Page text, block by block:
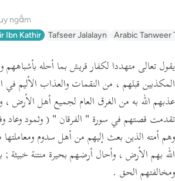
ngẫm
Ibn Kathir Tafseer Jalalayn Arabic Tanweer
يقول تعالى متهددا لكفار قريش بما أحله بأشباههم
المكذبين قبلهم ، من النقمات والعذاب الأليم في
عذبهم الله به من الغرق العام لجميع أهل الأرض
تقدمت قصتهم في سورة " الفرقان "( وثمود وعاد
وهم أمته الذين بعث إليهم من أهل سدوم
الله بهم الأرض ، وأحال أرضهم بحيرة منتنة خبيثة
ومخالفتهم الحق .